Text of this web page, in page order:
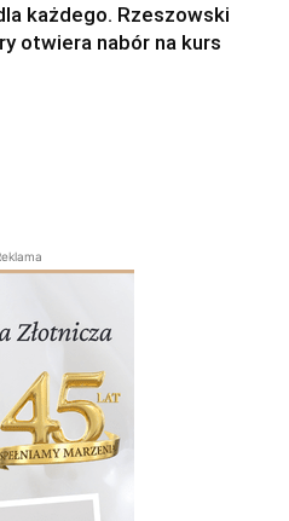
każdego. Rzeszowski
otwiera nabór na kurs